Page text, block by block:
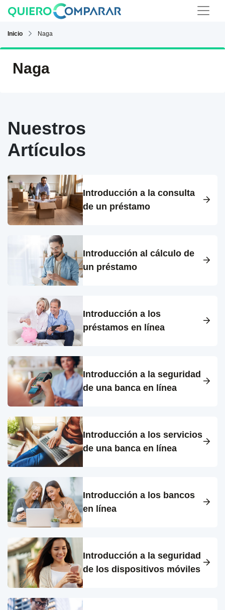
Inicio Naga
Naga
Nuestros
Artículos
Introducción a la consulta
de un préstamo
Introducción al cálculo de
un préstamo
Introducción a los
préstamos en línea
Introducción a la seguridad
de una banca en línea
Introducción a los servicios
de una banca en línea
Introducción a los bancos
en línea
Introducción a la seguridad
de los dispositivos móviles